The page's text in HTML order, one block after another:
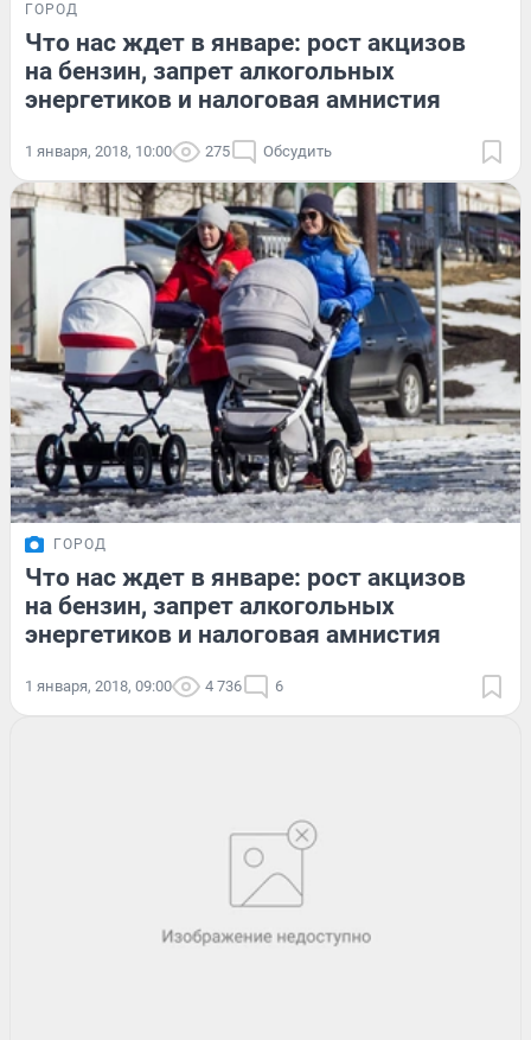
ГОРОД
Что нас ждет в январе: рост акцизов
на бензин, запрет алкогольных
энергетиков и налоговая амнистия
1 января, 2018, 10:00 275 Обсудить
ГОРОД
Что нас ждет в январе: рост акцизов
на бензин, запрет алкогольных
энергетиков и налоговая амнистия
1 января, 2018, 09:00 4 736 6